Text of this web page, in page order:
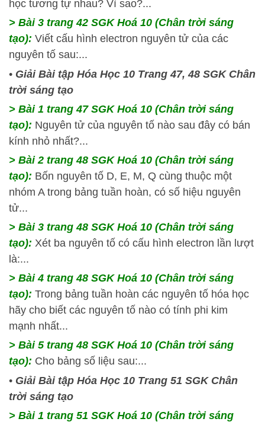
học tương tự nhau? Vì sao?...
> Bài 3 trang 42 SGK Hoá 10 (Chân trời sáng
tạo): Viết cấu hình electron nguyên tử của các
nguyên tố sau:...
• Giải Bài tập Hóa Học 10 Trang 47, 48 SGK Chân
trời sáng tạo
> Bài 1 trang 47 SGK Hoá 10 (Chân trời sáng
tạo): Nguyên tử của nguyên tố nào sau đây có bán
kính nhỏ nhất?...
> Bài 2 trang 48 SGK Hoá 10 (Chân trời sáng
tạo): Bốn nguyên tố D, E, M, Q cùng thuộc một
nhóm A trong bảng tuần hoàn, có số hiệu nguyên
tử...
> Bài 3 trang 48 SGK Hoá 10 (Chân trời sáng
tạo): Xét ba nguyên tố có cấu hình electron lần lượt
là:...
> Bài 4 trang 48 SGK Hoá 10 (Chân trời sáng
tạo): Trong bảng tuần hoàn các nguyên tố hóa học
hãy cho biết các nguyên tố nào có tính phi kim
mạnh nhất...
> Bài 5 trang 48 SGK Hoá 10 (Chân trời sáng
tạo): Cho bảng số liệu sau:...
• Giải Bài tập Hóa Học 10 Trang 51 SGK Chân
trời sáng tạo
> Bài 1 trang 51 SGK Hoá 10 (Chân trời sáng